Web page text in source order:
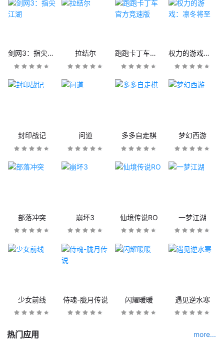
剑网3：指尖江湖 拉结尔 跑跑卡丁车官方竞速版 权力的游戏：凛冬将至
封印战记 问道 多多自走棋 梦幻西游
部落冲突 崩坏3 仙境传说RO 一梦江湖
少女前线 侍魂-胧月传说 闪耀暖暖 遇见逆水寒
热门应用 more...